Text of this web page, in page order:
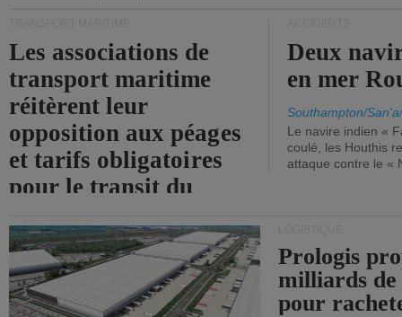
Les associations de
transport maritime
réitèrent leur
opposition aux péages
et tarifs obligatoires
pour le transit du
Deux
en mer
Southampton/
Le navire indien «
coulé, les Houthis
attaque contre le «
Prologis
milliards
pour